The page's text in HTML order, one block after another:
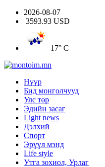
2026-08-07
3593.93 USD
17° C
Нүүр
Бид монголчууд
Улс төр
Эдийн засаг
Light news
Дэлхий
Спорт
Эрүүл мэнд
Life style
Утга зохиол, Урлаг